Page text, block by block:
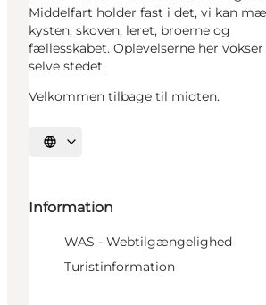
Middelfart holder fast i det, vi kan
kysten, skoven, leret, broerne og
fællesskabet. Oplevelserne her
selve stedet.
Velkommen tilbage til midten.
Vælg sprog
Information
WAS - Webtilgængelighed
Turistinformation